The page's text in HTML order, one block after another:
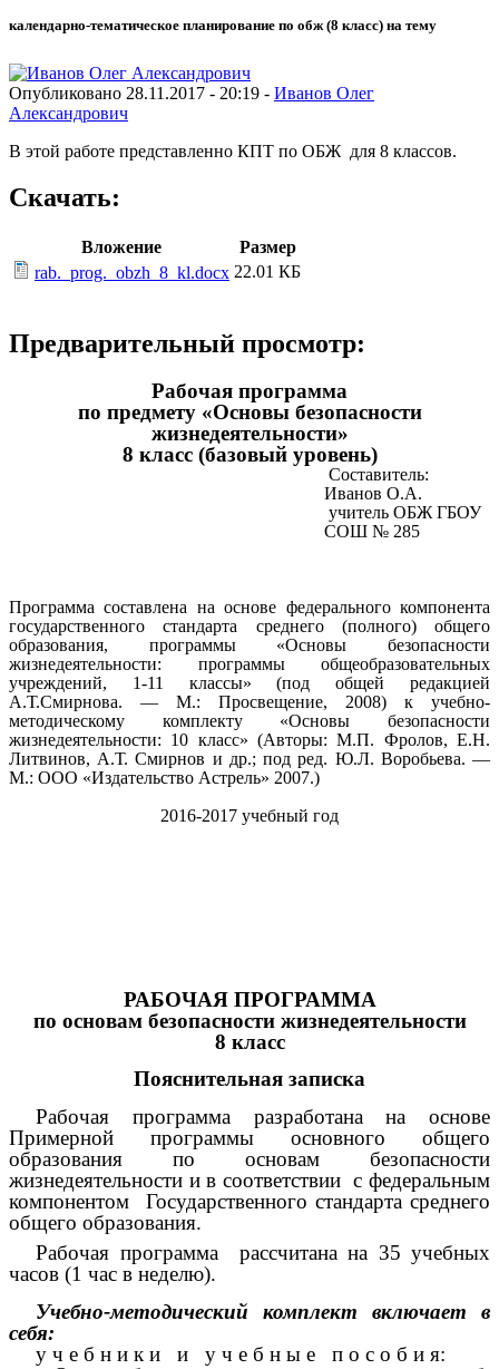
календарно-тематическое планирование по обж (8 класс) на тему
Опубликовано 28.11.2017 - 20:19 - Иванов Олег
Александрович
В этой работе представленно КПТ по ОБЖ для 8 классов.
Скачать:
Вложение
Размер
rab._prog._obzh_8_kl.docx 22.01 КБ
Предварительный просмотр:
Рабочая программа
по предмету «Основы безопасности
жизнедеятельности»
8 класс (базовый уровень)
Составитель:
Иванов О.А.
учитель ОБЖ ГБОУ
СОШ № 285
Программа составлена на основе федерального компонента
государственного стандарта среднего (полного) общего
образования, программы «Основы безопасности
жизнедеятельности: программы общеобразовательных
учреждений, 1-11 классы» (под общей редакцией
А.Т.Смирнова. — М.: Просвещение, 2008) к учебно-
методическому комплекту «Основы безопасности
жизнедеятельности: 10 класс» (Авторы: М.П. Фролов, Е.Н.
Литвинов, А.Т. Смирнов и др.; под ред. Ю.Л. Воробьева. —
М.: ООО «Издательство Астрель» 2007.)
2016-2017 учебный год
РАБОЧАЯ ПРОГРАММА
по основам безопасности жизнедеятельности
8 класс
Пояснительная записка
Рабочая программа разработана на основе
Примерной программы основного общего
образования по основам безопасности
жизнедеятельности и в соответствии с федеральным
компонентом Государственного стандарта среднего
общего образования.
Рабочая программа рассчитана на 35 учебных
часов (1 час в неделю).
Учебно-методический комплект включает в
себя:
у ч е б н и к и и у ч е б н ы е п о с о б и я: